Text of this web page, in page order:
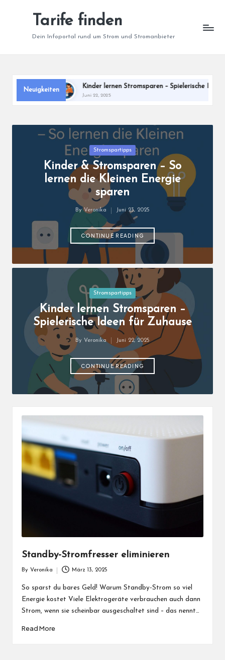
Tarife finden
Dein Infoportal rund um Strom und Stromanbieter
Neuigkeiten
sparen Kinder lernen Stromsparen – Spielerische Ideen für
Juni 22, 2025
Posted
Stromspartipps
Kinder & Stromsparen – So
lernen die Kleinen Energie
sparen
Posted
ByVeronika Juni 23, 2025
CONTINUE READING
Posted
Stromspartipps
Kinder lernen Stromsparen –
Spielerische Ideen für Zuhause
Posted
By Veronika Juni 22, 2025
CONTINUE READING
Standby-Stromfresser eliminieren
by
By Veronika März 13, 2025
So sparst du bares Geld! Warum Standby-Strom so viel
Energie kostet Viele Elektrogeräte verbrauchen auch dann
Strom, wenn sie scheinbar ausgeschaltet sind – das nennt…
Read More